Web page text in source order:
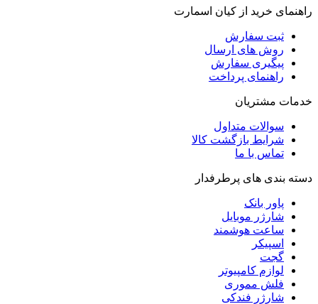
راهنمای خرید از کیان اسمارت
ثبت سفارش
روش‌ های ارسال
پیگیری سفارش
راهنمای پرداخت
خدمات مشتریان
سوالات متداول
شرایط بازگشت کالا
تماس با ما
دسته بندی های پرطرفدار
پاور بانک
شارژر موبایل
ساعت هوشمند
اسپیکر
گجت
لوازم کامپیوتر
فلش مموری
شارژر فندکی